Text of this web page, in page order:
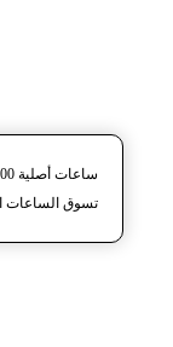
ساعات أصلية 100٪ 🌍 خبرة 20 سنة. توصيل مجاني داخل الإمارات.
تسوق الساعات